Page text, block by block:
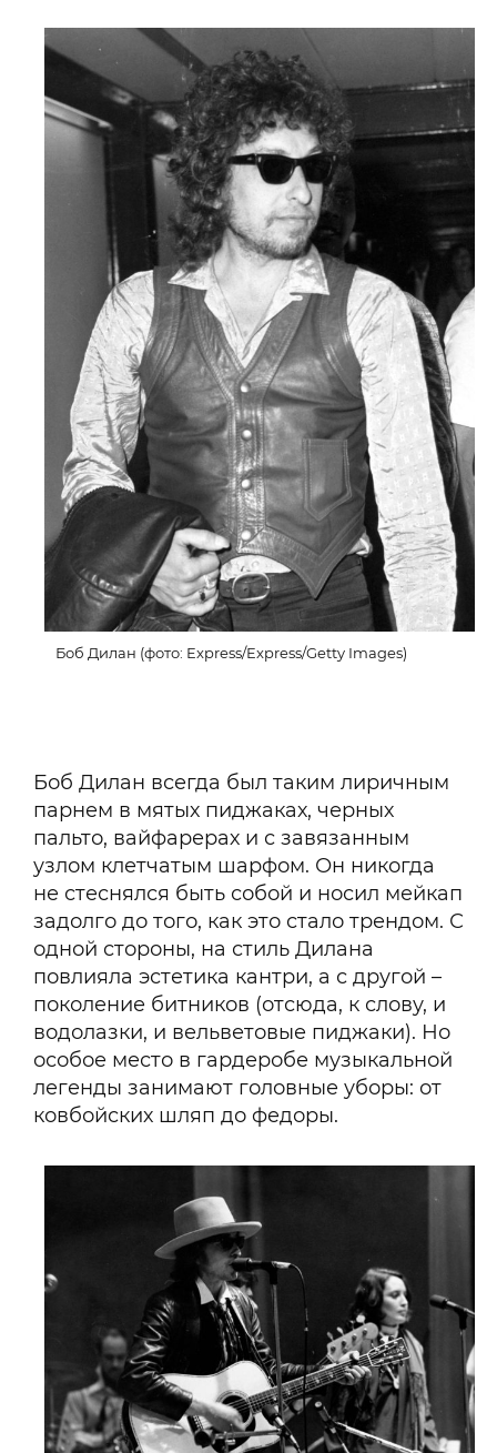
Боб Дилан (фото: Express/Express/Getty Images)
Боб Дилан всегда был таким лиричным
парнем в мятых пиджаках, черных
пальто, вайфарерах и с завязанным
узлом клетчатым шарфом. Он никогда
не стеснялся быть собой и носил мейкап
задолго до того, как это стало трендом. С
одной стороны, на стиль Дилана
повлияла эстетика кантри, а с другой –
поколение битников (отсюда, к слову, и
водолазки, и вельветовые пиджаки). Но
особое место в гардеробе музыкальной
легенды занимают головные уборы: от
ковбойских шляп до федоры.